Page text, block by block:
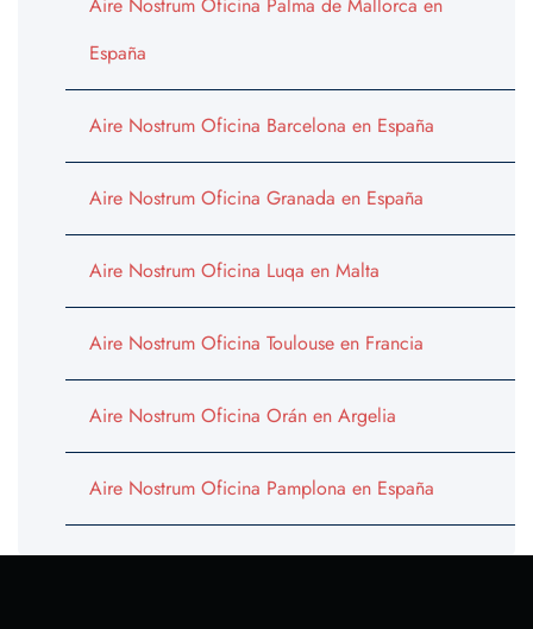
Aire Nostrum Oficina Palma de Mallorca en
España
Aire Nostrum Oficina Barcelona en España
Aire Nostrum Oficina Granada en España
Aire Nostrum Oficina Luqa en Malta
Aire Nostrum Oficina Toulouse en Francia
Aire Nostrum Oficina Orán en Argelia
Aire Nostrum Oficina Pamplona en España